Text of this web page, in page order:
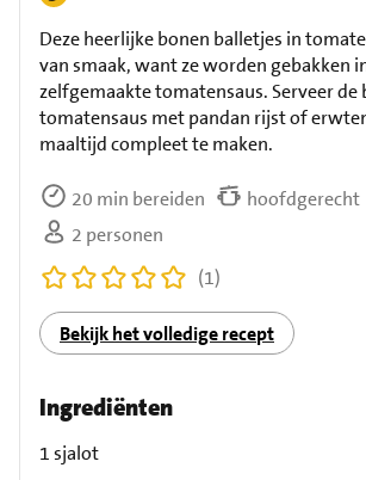
Deze heerlijke bonen balletjes in
van smaak, want ze worden gebakken
zelfgemaakte tomatensaus. Serveer de
tomatensaus met pandan rijst of
maaltijd compleet te maken.
20 min bereiden
hoofdgerecht
2 personen
(1)
Bekijk het volledige recept
Ingrediënten
1 sjalot